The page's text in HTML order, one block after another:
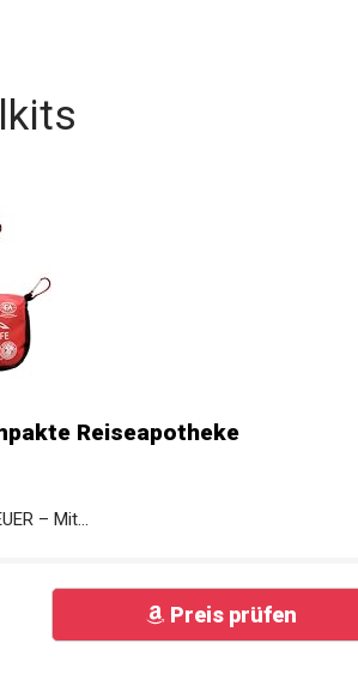
Reiseapotheke
– Mit...
Preis prüfen